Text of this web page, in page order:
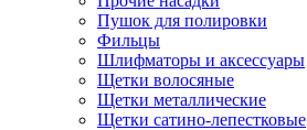
Пушок для полировки
Фильцы
Шлифматоры и аксессуары
Щетки волосяные
Щетки металлические
Щетки сатино-лепестковые